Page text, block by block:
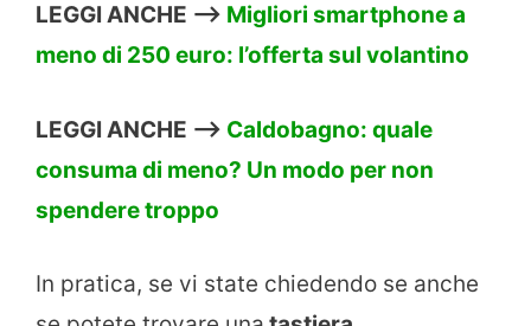
LEGGI ANCHE –> Migliori smartphone a
meno di 250 euro: l’offerta sul volantino
LEGGI ANCHE –> Caldobagno: quale
consuma di meno? Un modo per non
spendere troppo
In pratica, se vi state chiedendo se anche